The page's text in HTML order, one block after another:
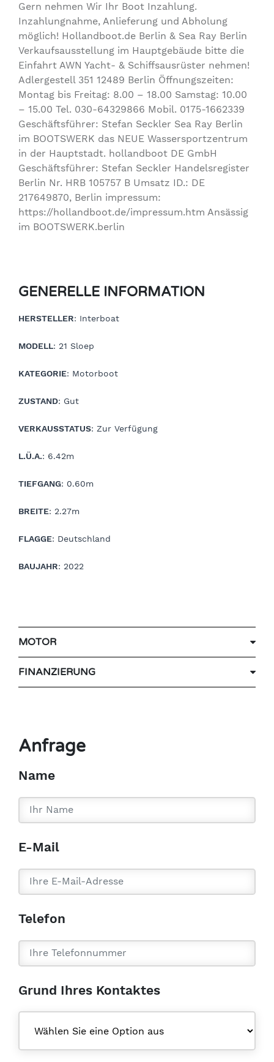
Gern nehmen Wir Ihr Boot Inzahlung.
Inzahlungnahme, Anlieferung und Abholung
möglich! Hollandboot.de Berlin & Sea Ray Berlin
Verkaufsausstellung im Hauptgebäude bitte die
Einfahrt AWN Yacht- & Schiffsausrüster nehmen!
Adlergestell 351 12489 Berlin Öffnungszeiten:
Montag bis Freitag: 8.00 – 18.00 Samstag: 10.00
– 15.00 Tel. 030-64329866 Mobil. 0175-1662339
Geschäftsführer: Stefan Seckler Sea Ray Berlin
im BOOTSWERK das NEUE Wassersportzentrum
in der Hauptstadt. hollandboot DE GmbH
Geschäftsführer: Stefan Seckler Handelsregister
Berlin Nr. HRB 105757 B Umsatz ID.: DE
217649870, Berlin impressum:
https://hollandboot.de/impressum.htm Ansässig
im BOOTSWERK.berlin
GENERELLE INFORMATION
HERSTELLER: Interboat
MODELL: 21 Sloep
KATEGORIE: Motorboot
ZUSTAND: Gut
VERKAUSSTATUS: Zur Verfügung
L.Ü.A.: 6.42m
TIEFGANG: 0.60m
BREITE: 2.27m
FLAGGE: Deutschland
BAUJAHR: 2022
MOTOR
FINANZIERUNG
Anfrage
Name
E-Mail
Telefon
Grund Ihres Kontaktes